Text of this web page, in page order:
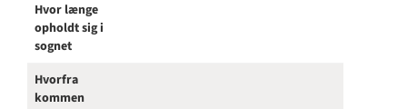
Hvor længe
opholdt sig i
sognet
Hvorfra
kommen